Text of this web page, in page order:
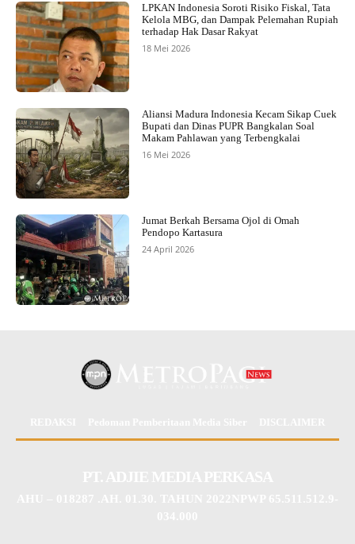
LPKAN Indonesia Soroti Risiko Fiskal, Tata
Kelola MBG, dan Dampak Pelemahan Rupiah
terhadap Hak Dasar Rakyat
18 Mei 2026
Aliansi Madura Indonesia Kecam Sikap Cuek
Bupati dan Dinas PUPR Bangkalan Soal
Makam Pahlawan yang Terbengkalai
16 Mei 2026
Jumat Berkah Bersama Ojol di Omah
Pendopo Kartasura
24 April 2026